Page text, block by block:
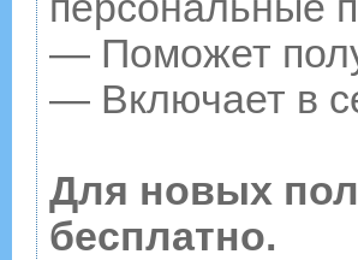
— Поможет
— Включает в
Для новых
бесплатно.